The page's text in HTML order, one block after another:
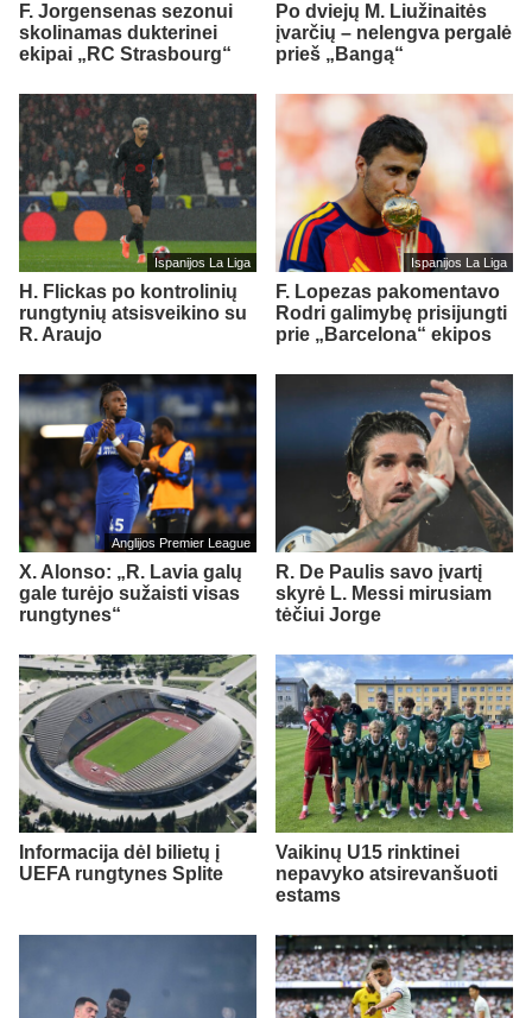
F. Jorgensenas sezonui
skolinamas dukterinei
ekipai „RC Strasbourg“
Po dviejų M. Liužinaitės
įvarčių – nelengva pergalė
prieš „Bangą“
Ispanijos La Liga
H. Flickas po kontrolinių
rungtynių atsisveikino su
R. Araujo
Ispanijos La Liga
F. Lopezas pakomentavo
Rodri galimybę prisijungti
prie „Barcelona“ ekipos
Anglijos Premier League
X. Alonso: „R. Lavia galų
gale turėjo sužaisti visas
rungtynes“
R. De Paulis savo įvartį
skyrė L. Messi mirusiam
tėčiui Jorge
Informacija dėl bilietų į
UEFA rungtynes Splite
Vaikinų U15 rinktinei
nepavyko atsirevanšuoti
estams